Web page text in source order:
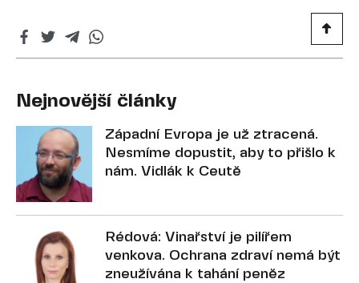
Nejnovější články
Západní Evropa je už ztracená.
Nesmíme dopustit, aby to přišlo k
nám. Vidlák k Ceutě
Rédová: Vinařství je pilířem
venkova. Ochrana zdraví nemá být
zneužívána k tahání peněz